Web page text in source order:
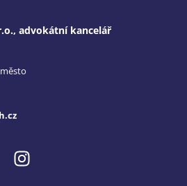
advokátní kancelář